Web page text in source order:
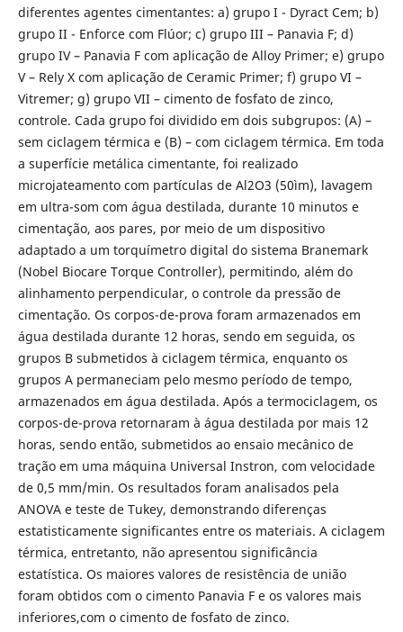
diferentes agentes cimentantes: a) grupo I - Dyract Cem; b)
grupo II - Enforce com Flúor; c) grupo III – Panavia F; d)
grupo IV – Panavia F com aplicação de Alloy Primer; e) grupo
V – Rely X com aplicação de Ceramic Primer; f) grupo VI –
Vitremer; g) grupo VII – cimento de fosfato de zinco,
controle. Cada grupo foi dividido em dois subgrupos: (A) –
sem ciclagem térmica e (B) – com ciclagem térmica. Em toda
a superfície metálica cimentante, foi realizado
microjateamento com partículas de Al2O3 (50ìm), lavagem
em ultra-som com água destilada, durante 10 minutos e
cimentação, aos pares, por meio de um dispositivo
adaptado a um torquímetro digital do sistema Branemark
(Nobel Biocare Torque Controller), permitindo, além do
alinhamento perpendicular, o controle da pressão de
cimentação. Os corpos-de-prova foram armazenados em
água destilada durante 12 horas, sendo em seguida, os
grupos B submetidos à ciclagem térmica, enquanto os
grupos A permaneciam pelo mesmo período de tempo,
armazenados em água destilada. Após a termociclagem, os
corpos-de-prova retornaram à água destilada por mais 12
horas, sendo então, submetidos ao ensaio mecânico de
tração em uma máquina Universal Instron, com velocidade
de 0,5 mm/min. Os resultados foram analisados pela
ANOVA e teste de Tukey, demonstrando diferenças
estatisticamente significantes entre os materiais. A ciclagem
térmica, entretanto, não apresentou significância
estatística. Os maiores valores de resistência de união
foram obtidos com o cimento Panavia F e os valores mais
inferiores,com o cimento de fosfato de zinco.